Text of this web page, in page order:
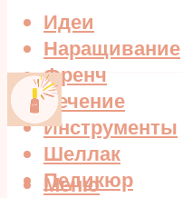
Идеи
Наращивание
Френч
Лечение
Инструменты
Шеллак
Педикюр
Меню